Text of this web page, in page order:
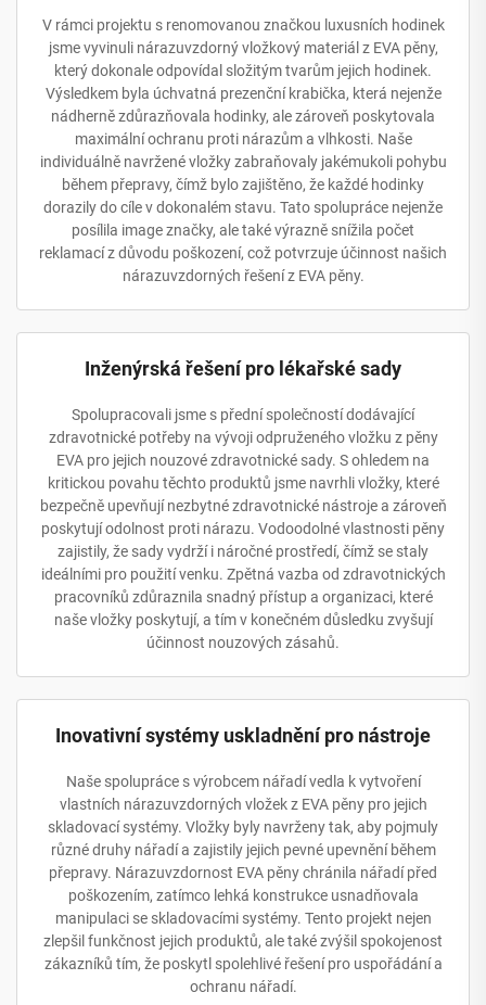
V rámci projektu s renomovanou značkou luxusních hodinek
jsme vyvinuli nárazuvzdorný vložkový materiál z EVA pěny,
který dokonale odpovídal složitým tvarům jejich hodinek.
Výsledkem byla úchvatná prezenční krabička, která nejenže
nádherně zdůrazňovala hodinky, ale zároveň poskytovala
maximální ochranu proti nárazům a vlhkosti. Naše
individuálně navržené vložky zabraňovaly jakémukoli pohybu
během přepravy, čímž bylo zajištěno, že každé hodinky
dorazily do cíle v dokonalém stavu. Tato spolupráce nejenže
posílila image značky, ale také výrazně snížila počet
reklamací z důvodu poškození, což potvrzuje účinnost našich
nárazuvzdorných řešení z EVA pěny.
Inženýrská řešení pro lékařské sady
Spolupracovali jsme s přední společností dodávající
zdravotnické potřeby na vývoji odpruženého vložku z pěny
EVA pro jejich nouzové zdravotnické sady. S ohledem na
kritickou povahu těchto produktů jsme navrhli vložky, které
bezpečně upevňují nezbytné zdravotnické nástroje a zároveň
poskytují odolnost proti nárazu. Vodoodolné vlastnosti pěny
zajistily, že sady vydrží i náročné prostředí, čímž se staly
ideálními pro použití venku. Zpětná vazba od zdravotnických
pracovníků zdůraznila snadný přístup a organizaci, které
naše vložky poskytují, a tím v konečném důsledku zvyšují
účinnost nouzových zásahů.
Inovativní systémy uskladnění pro nástroje
Naše spolupráce s výrobcem nářadí vedla k vytvoření
vlastních nárazuvzdorných vložek z EVA pěny pro jejich
skladovací systémy. Vložky byly navrženy tak, aby pojmuly
různé druhy nářadí a zajistily jejich pevné upevnění během
přepravy. Nárazuvzdornost EVA pěny chránila nářadí před
poškozením, zatímco lehká konstrukce usnadňovala
manipulaci se skladovacími systémy. Tento projekt nejen
zlepšil funkčnost jejich produktů, ale také zvýšil spokojenost
zákazníků tím, že poskytl spolehlivé řešení pro uspořádání a
ochranu nářadí.